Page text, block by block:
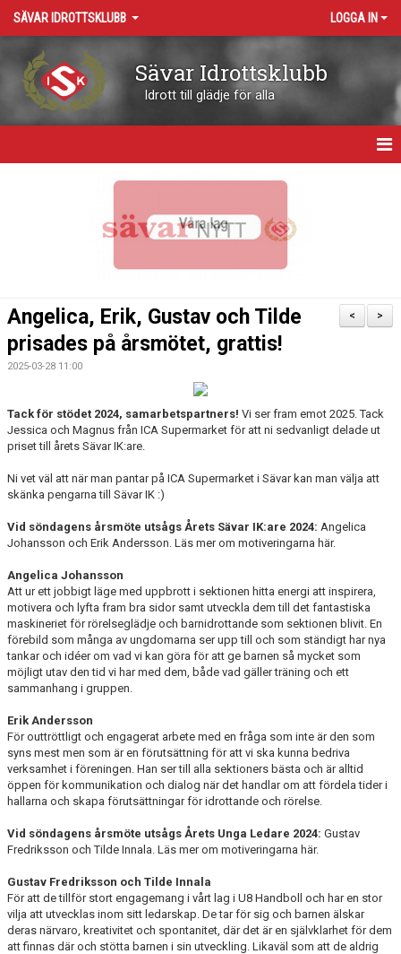
SÄVAR IDROTTSKLUBB LOGGA IN
Sävar Idrottsklubb
Idrott till glädje för alla
KALENDER
DOKUMENT
SPONSRING & FÖRSÄLJNING
SÄVARCAMP
SÄVARCUPEN
>
<
Angelica, Erik, Gustav och Tilde
prisades på årsmötet, grattis!
2025-03-28 11:00
Tack för stödet 2024, samarbetspartners! Vi ser fram emot 2025. Tack
Jessica och Magnus från ICA Supermarket för att ni sedvanligt delade ut
priset till årets Sävar IK:are.
Ni vet väl att när man pantar på ICA Supermarket i Sävar kan man välja att
skänka pengarna till Sävar IK :)
Vid söndagens årsmöte utsågs Årets Sävar IK:are 2024: Angelica
Johansson och Erik Andersson. Läs mer om motiveringarna här.
Angelica Johansson
Att ur ett jobbigt läge med uppbrott i sektionen hitta energi att inspirera,
motivera och lyfta fram bra sidor samt utveckla dem till det fantastiska
maskineriet för rörelseglädje och barnidrottande som sektionen blivit. En
förebild som många av ungdomarna ser upp till och som ständigt har nya
tankar och idéer om vad vi kan göra för att ge barnen så mycket som
möjligt utav den tid vi har med dem, både vad gäller träning och ett
sammanhang i gruppen.
Erik Andersson
För outtröttligt och engagerat arbete med en fråga som inte är den som
syns mest men som är en förutsättning för att vi ska kunna bedriva
verksamhet i föreningen. Han ser till alla sektioners bästa och är alltid
öppen för kommunikation och dialog när det handlar om att fördela tider i
hallarna och skapa förutsättningar för idrottande och rörelse.
Vid söndagens årsmöte utsågs Årets Unga Ledare 2024: Gustav
Fredriksson och Tilde Innala. Läs mer om motiveringarna här.
Gustav Fredriksson och Tilde Innala
För att de tillför stort engagemang i vårt lag i U8 Handboll och har en stor
vilja att utvecklas inom sitt ledarskap. De tar för sig och barnen älskar
deras närvaro, kreativitet och spontanitet, där det är en självklarhet för dem
att finnas där och stötta barnen i sin utveckling. Likaväl som att de aldrig